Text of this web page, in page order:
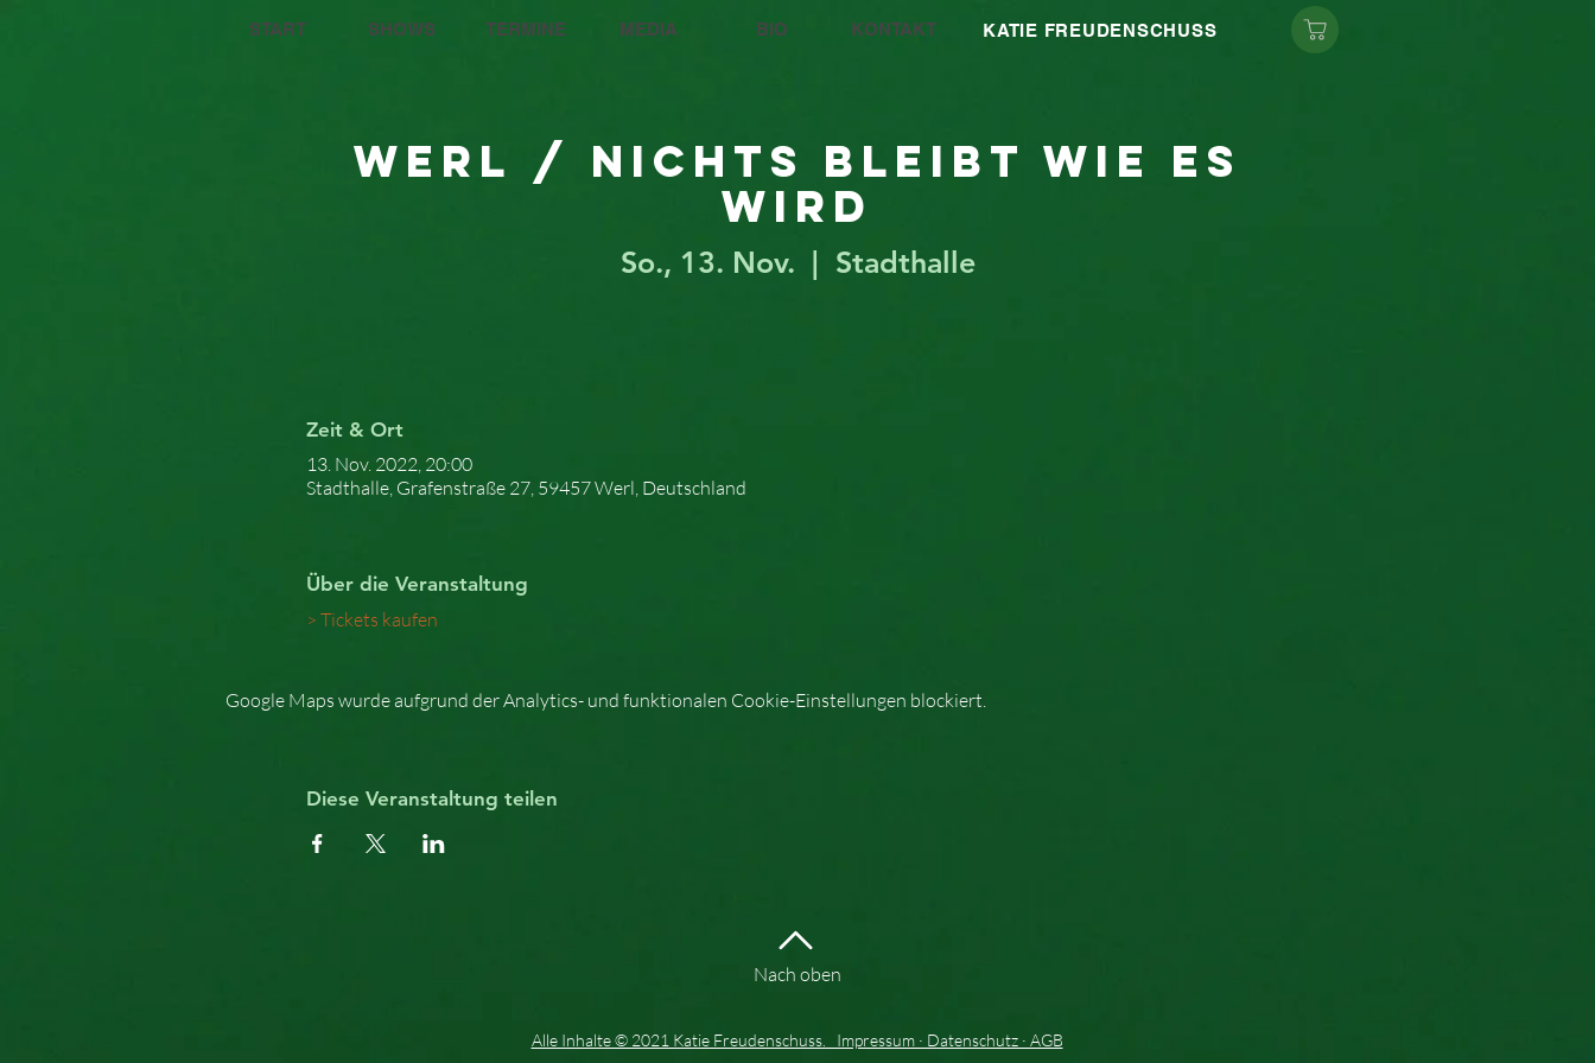
START SHOWS TERMINE MEDIA BIO KONTAKT KATIE FREUDENSCHUSS
Werl / Nichts bleibt wie es
wird
So., 13. Nov.
  |
Stadthalle
Zeit & Ort
13. Nov. 2022, 20:00
Stadthalle, Grafenstraße 27, 59457 Werl, Deutschland
Über die Veranstaltung
> Tickets kaufen
Google Maps wurde aufgrund der Analytics- und funktionalen Cookie-Einstellungen blockiert.
Diese Veranstaltung teilen
Nach oben
Alle Inhalte © 2021 Katie Freudenschuss. Impressum · Datenschutz · AGB